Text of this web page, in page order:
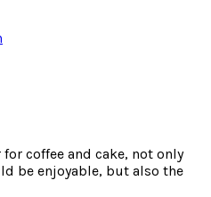
coffee and cake, not only
be enjoyable, but also the